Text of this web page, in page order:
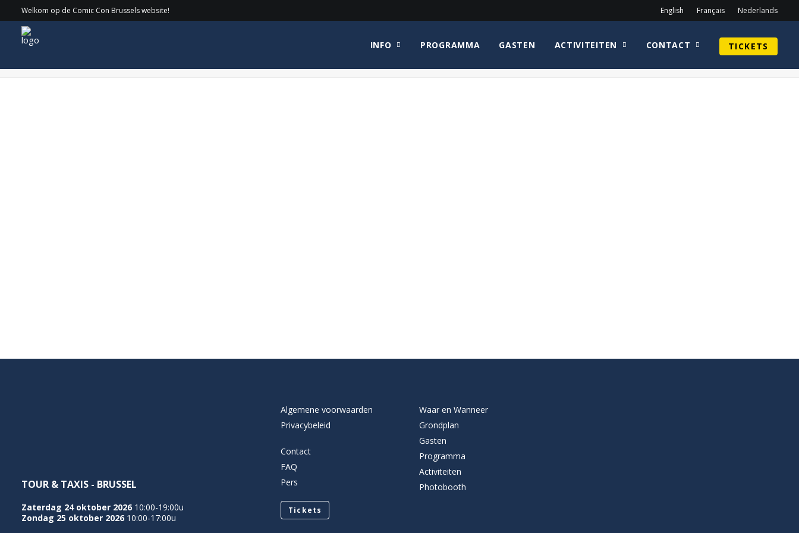
Welkom op de Comic Con Brussels website! English Français Nederlands
INFO PROGRAMMA GASTEN ACTIVITEITEN CONTACT TICKETS
WEB_BRIANHERRINGFotos Home WEB_BRIANHERRINGFotos WEB_BRIANHERRINGFotos
TOUR & TAXIS - BRUSSEL
Zaterdag 24 oktober 2026 10:00-19:00u
Zondag 25 oktober 2026 10:00-17:00u
Algemene voorwaarden
Privacybeleid
Contact
FAQ
Pers
Tickets
Waar en Wanneer
Grondplan
Gasten
Programma
Activiteiten
Photobooth